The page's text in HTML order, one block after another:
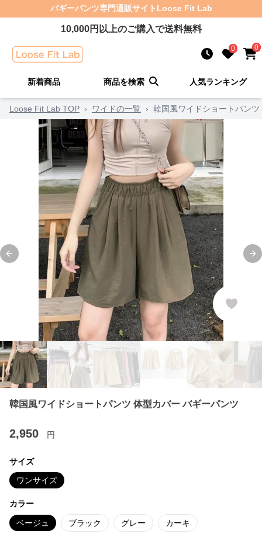
バギーパンツ専門通販サイト Loose Fit Lab
10,000円以上のご購入で送料無料
0 0
新着商品 商品を検索 人気ランキング
Loose Fit Lab TOP › ワイドの一覧 › 韓国風ワイドショートパン
Previous slide
韓国風ワイドショートパンツ 体型カバー バギーパンツ
2,950 円
サイズ
ワンサイズ
カラー
ベージュ ブラック グレー カーキ